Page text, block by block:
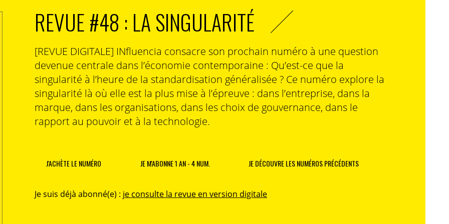
REVUE #48 : LA SINGULARITÉ
[REVUE DIGITALE] INfluencia consacre son prochain numéro à une question
devenue centrale dans l’économie contemporaine : Qu’est-ce que la
singularité à l’heure de la standardisation généralisée ? Ce numéro explore la
singularité là où elle est la plus mise à l’épreuve : dans l’entreprise, dans la
marque, dans les organisations, dans les choix de gouvernance, dans le
rapport au pouvoir et à la technologie.
J'ACHÈTE LE NUMÉRO JE M'ABONNE 1 AN - 4 NUM. JE DÉCOUVRE LES NUMÉROS PRÉCÉDENTS
Je suis déjà abonné(e) : je consulte la revue en version digitale